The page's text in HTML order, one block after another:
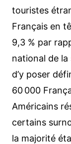
touristes
Français en
9,3 % par
national de
d’y poser
60 000
Américains
certains
la majorité